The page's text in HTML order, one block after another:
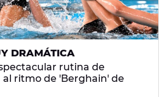
DRAMÁTICA
rutina de
ritmo de 'Berghain' de